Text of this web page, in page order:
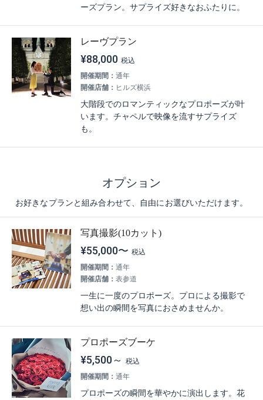
ーズプラン。サプライズ好きなおふたりに。
レーヴプラン
¥88,000
開催期間： 通年
開催店舗： ヒルズ横浜
大階段でのロマンティックなプロポーズが叶
います。チャペルで映像を流すサプライズ
も。
オプション
お好きなプランと組み合わせて、自由にお選びいただけます。
写真撮影(10カット)
¥55,000〜
開催期間： 通年
開催店舗： 表参道
一生に一度のプロポーズ。プロによる撮影で
想い出の瞬間を写真におさめませんか。
プロポーズブーケ
¥5,500～
開催期間： 通年
プロポーズの瞬間を華やかに演出します。花